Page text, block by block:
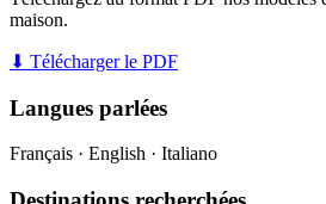
maison.
⬇ Télécharger le PDF
Langues parlées
Français · English · Italiano